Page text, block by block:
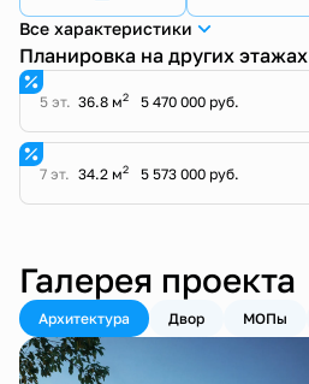
Все характеристики
Планировка на других этажах
5 эт. 36.8 м2 5 470 000 руб.
7 эт. 34.2 м2 5 573 000 руб.
Галерея проекта
Архитектура Двор МОПы